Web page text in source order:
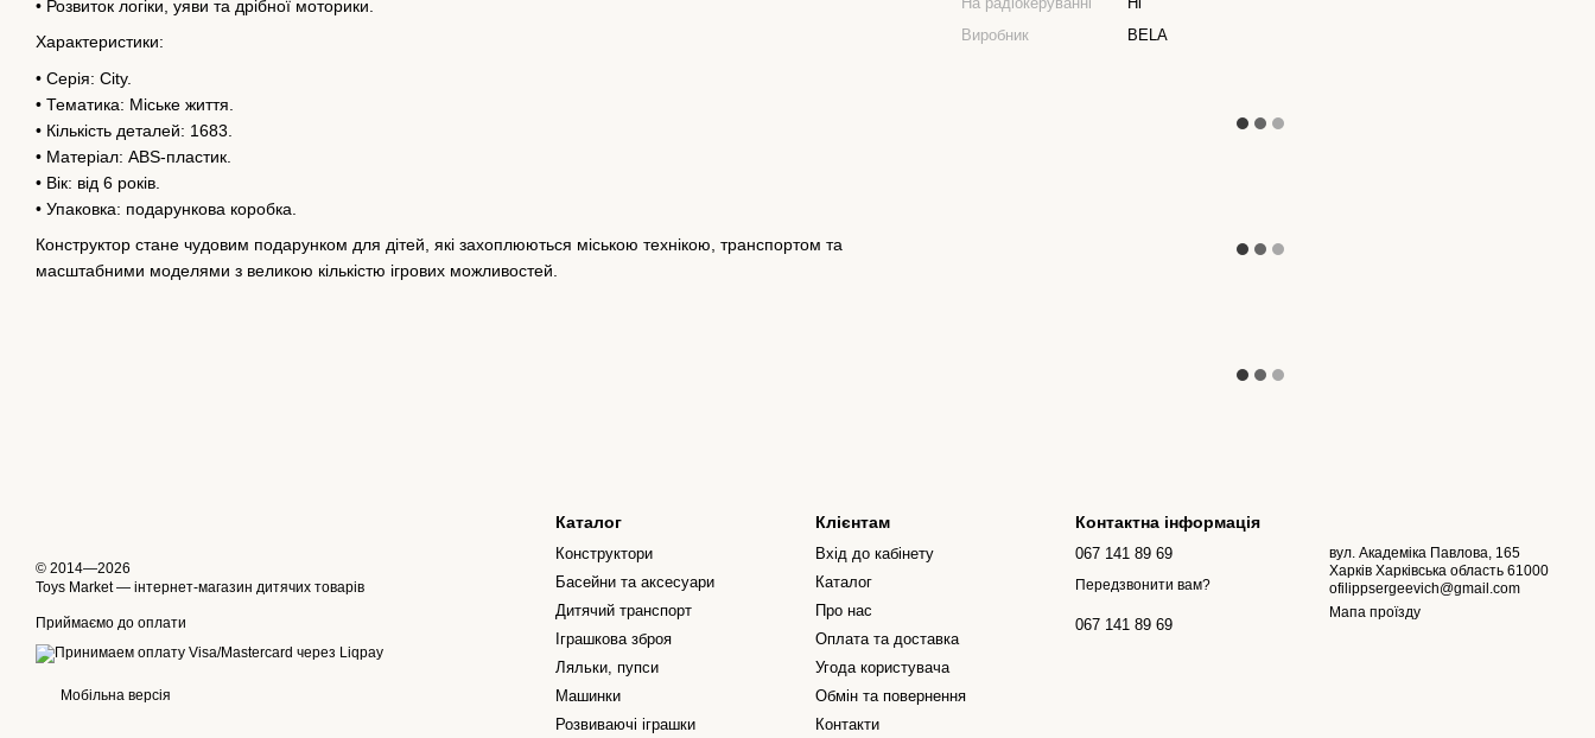
• Розвиток логіки, уяви та дрібної моторики.
Характеристики:
• Серія: City.
• Тематика: Міське життя.
• Кількість деталей: 1683.
• Матеріал: ABS-пластик.
• Вік: від 6 років.
• Упаковка: подарункова коробка.
Конструктор стане чудовим подарунком для дітей, які захоплюються міською технікою, транспортом та
масштабними моделями з великою кількістю ігрових можливостей.
Виробник
BELA
© 2014—2026
Toys Market — інтернет-магазин дитячих товарів
Приймаємо до оплати
Мобільна версія
Каталог
Конструктори
Басейни та аксесуари
Дитячий транспорт
Іграшкова зброя
Ляльки, пупси
Машинки
Розвиваючі іграшки
Клієнтам
Вхід до кабінету
Каталог
Про нас
Оплата та доставка
Угода користувача
Обмін та повернення
Контакти
Контактна інформація
067 141 89 69
Передзвонити вам?
067 141 89 69
вул. Академіка Павлова, 165
Харків Харківська область 61000
ofilippsergeevich@gmail.com
Мапа проїзду